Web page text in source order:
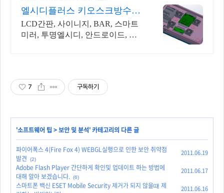
엘시디플러스 키오스크방수함
체
LCD간판, 사이니지, BAR, 스마트
미러, 투명엘시디, 안드로이드, 고
7 구독하기
'소프트웨어 팁 >보안 및 분석' 카테고리의 다른 글
파이어폭스 4(Fire Fox 4) WEBGL실행으로 인한 보안 취약점
발견
(2)
2011.06.19
Adobe Flash Player 간단하게 확인및 업데이트 하는 방법에
대해 알아 보겠습니다. (6)
2011.06.17
스마트폰 백신 ESET Mobile Security 제거가 되지 않을떄 제
2011.06.16